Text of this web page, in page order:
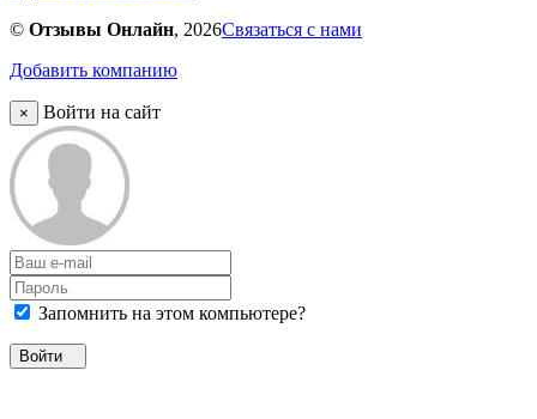
© Отзывы Онлайн, 2026Связаться с нами
Добавить компанию
× Войти на сайт
Запомнить на этом компьютере?
Войти